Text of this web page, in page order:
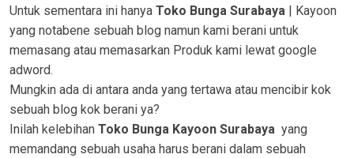
Untuk sementara ini hanya Toko Bunga Surabaya | Kayoon
yang notabene sebuah blog namun kami berani untuk
memasang atau memasarkan Produk kami lewat google
adword.
Mungkin ada di antara anda yang tertawa atau mencibir kok
sebuah blog kok berani ya?
Inilah kelebihan Toko Bunga Kayoon Surabaya yang
memandang sebuah usaha harus berani dalam sebuah